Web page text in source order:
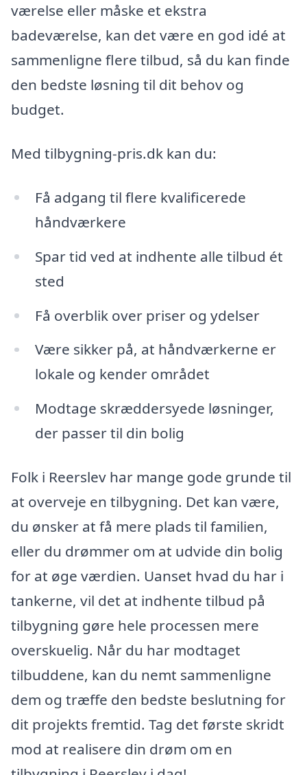
værelse eller måske et ekstra
badeværelse, kan det være en god idé at
sammenligne flere tilbud, så du kan finde
den bedste løsning til dit behov og
budget.
Med tilbygning-pris.dk kan du:
Få adgang til flere kvalificerede
håndværkere
Spar tid ved at indhente alle tilbud ét
sted
Få overblik over priser og ydelser
Være sikker på, at håndværkerne er
lokale og kender området
Modtage skræddersyede løsninger,
der passer til din bolig
Folk i Reerslev har mange gode grunde til
at overveje en tilbygning. Det kan være,
du ønsker at få mere plads til familien,
eller du drømmer om at udvide din bolig
for at øge værdien. Uanset hvad du har i
tankerne, vil det at indhente tilbud på
tilbygning gøre hele processen mere
overskuelig. Når du har modtaget
tilbuddene, kan du nemt sammenligne
dem og træffe den bedste beslutning for
dit projekts fremtid. Tag det første skridt
mod at realisere din drøm om en